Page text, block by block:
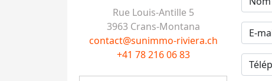
Rue Louis-Antille 5
3963 Crans-Montana
contact@sunimmo-riviera.ch
+41 78 216 06 83